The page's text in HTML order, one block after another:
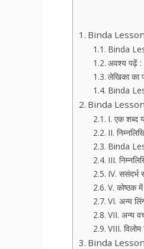
Binda
Binda
अवश्य पढ़ें :
लेखिका का
Binda
Binda
I. एक शब्द
II.
Binda
III.
IV. ससंदर्भ
V. कोष्ठक में
VI. अन्य
VII. अन्य
VIII. विलोम
Binda